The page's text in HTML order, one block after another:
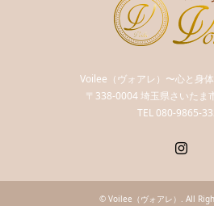
Voilee（ヴォアレ）〜心と身
〒338-0004 埼玉県さいたま
TEL 080-9865-
© Voilee（ヴォアレ） . All